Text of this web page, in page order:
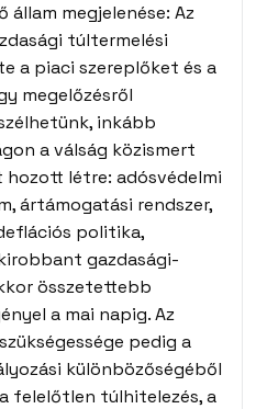
állam megjelenése: Az
túltermelési
a piaci szereplőket és a
megelőzésről
inkább
a válság közismert
létre: adósvédelmi
ártámogatási rendszer,
politika,
gazdasági-
összetettebb
a mai napig. Az
pedig a
különbözőségéből
felelőtlen túlhitelezés, a